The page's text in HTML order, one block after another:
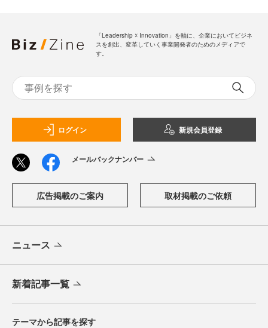
「Leadership ☓ Innovation」を軸に、企業においてビジネ
スを創出、変革していく事業開発者のためのメディアで
す。
ログイン 新規会員登録
メールバックナンバー
広告掲載のご案内 取材掲載のご依頼
ニュース
新着記事一覧
テーマから記事を探す